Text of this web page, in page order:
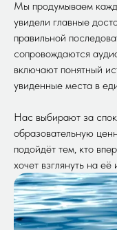
Мы продумываем
увидели главные
правильной
сопровождаются
включают понятный
увиденные места в
Нас выбирают за
образовательную
подойдёт тем, кто
хочет взглянуть на